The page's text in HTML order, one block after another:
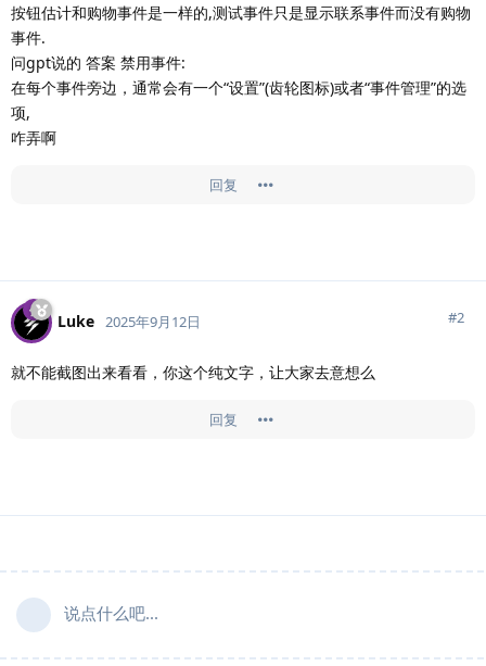
按钮估计和购物事件是一样的,测试事件只是显示联系事件而没有购物
事件.
问gpt说的 答案 禁用事件:
在每个事件旁边，通常会有一个“设置”(齿轮图标)或者“事件管理”的选
项,
咋弄啊
回复
Luke 2025年9月12日 #2
就不能截图出来看看，你这个纯文字，让大家去意想么
回复
说点什么吧...